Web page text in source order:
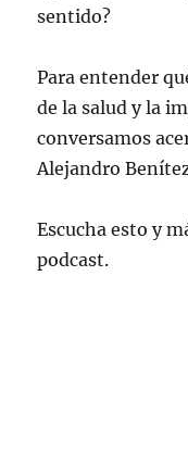
sentido?
Para entender
de la salud y la
conversamos
Alejandro
Escucha esto y
podcast.